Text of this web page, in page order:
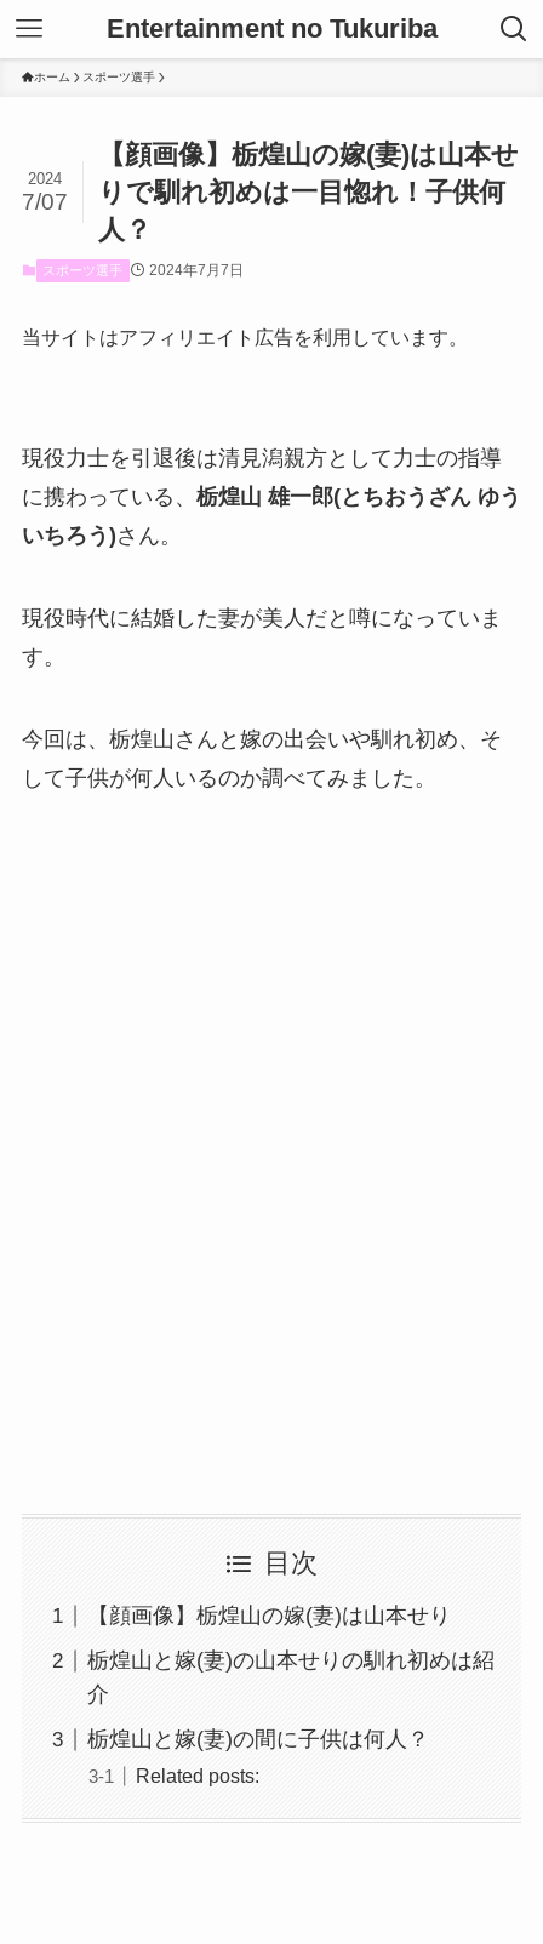
Entertainment no Tukuriba
ホーム スポーツ選手
【顔画像】栃煌山の嫁(妻)は山本せ
りで馴れ初めは一目惚れ！子供何
人？
2024
7/07
スポーツ選手 2024年7月7日
当サイトはアフィリエイト広告を利用しています。
現役力士を引退後は清見潟親方として力士の指導
に携わっている、 栃煌山 雄一郎(とちおうざん ゆう
いちろう)さん。
現役時代に結婚した妻が美人だと噂になっていま
す。
今回は、栃煌山さんと嫁の出会いや馴れ初め、そ
して子供が何人いるのか調べてみました。
目次
【顔画像】栃煌山の嫁(妻)は山本せり
栃煌山と嫁(妻)の山本せりの馴れ初めは紹
介
栃煌山と嫁(妻)の間に子供は何人？
Related posts: